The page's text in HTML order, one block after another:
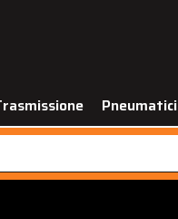
Pneumatici